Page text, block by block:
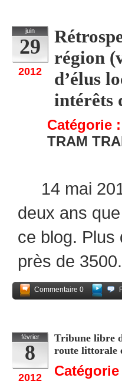
juin
29
2012
région
d’élus
intérêts
Catégorie :
TRAM
14 mai
deux ans
ce blog. Plus
près de
Commentaire 0
février
8
2012
Tribune libre
route littorale
Catégorie